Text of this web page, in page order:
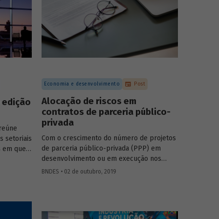
O
de
à
da
ganhado projeção como tema dos sistemas
de informação capaz de se tornar um
diferencial na competição entre as
companhias.
edição
setoriais
em que a
de
Economia e desenvolvimento Post
Alocação de riscos em
contratos de parceria público-
privada
Com o crescimento do número de projetos
de parceria público-privada (PPP) em
desenvolvimento ou em execução nos
diferentes entes federativos, cresce
riscos não deve ser diminuída, já que a
BNDES • 02 de outubro, 2019